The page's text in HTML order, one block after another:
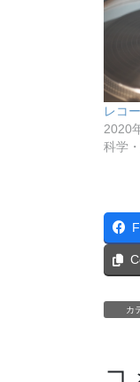
レコ
2020
科学
カ